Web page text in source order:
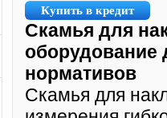
Купить в кредит
Скамья для
оборудование
нормативов
Скамья для